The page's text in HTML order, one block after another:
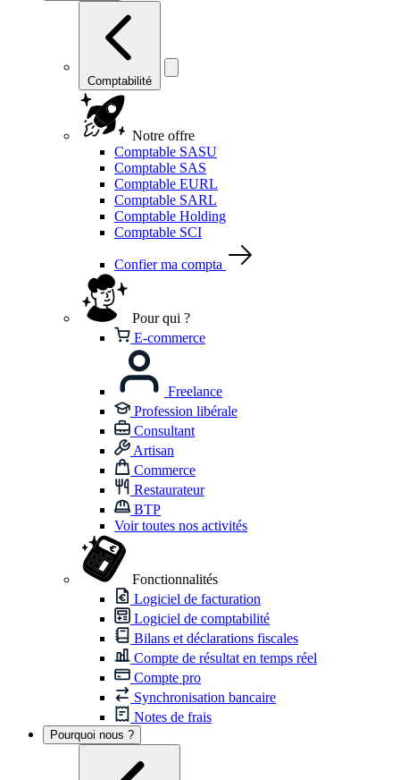
Comptabilité
Notre offre
Comptable SASU
Comptable SAS
Comptable EURL
Comptable SARL
Comptable Holding
Comptable SCI
Confier ma compta
Pour qui ?
E-commerce
Freelance
Profession libérale
Consultant
Artisan
Commerce
Restaurateur
BTP
Voir toutes nos activités
Fonctionnalités
Logiciel de facturation
Logiciel de comptabilité
Bilans et déclarations fiscales
Compte de résultat en temps réel
Compte pro
Synchronisation bancaire
Notes de frais
Pourquoi nous ?